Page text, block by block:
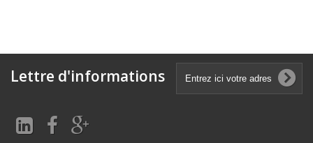
Lettre d'informations